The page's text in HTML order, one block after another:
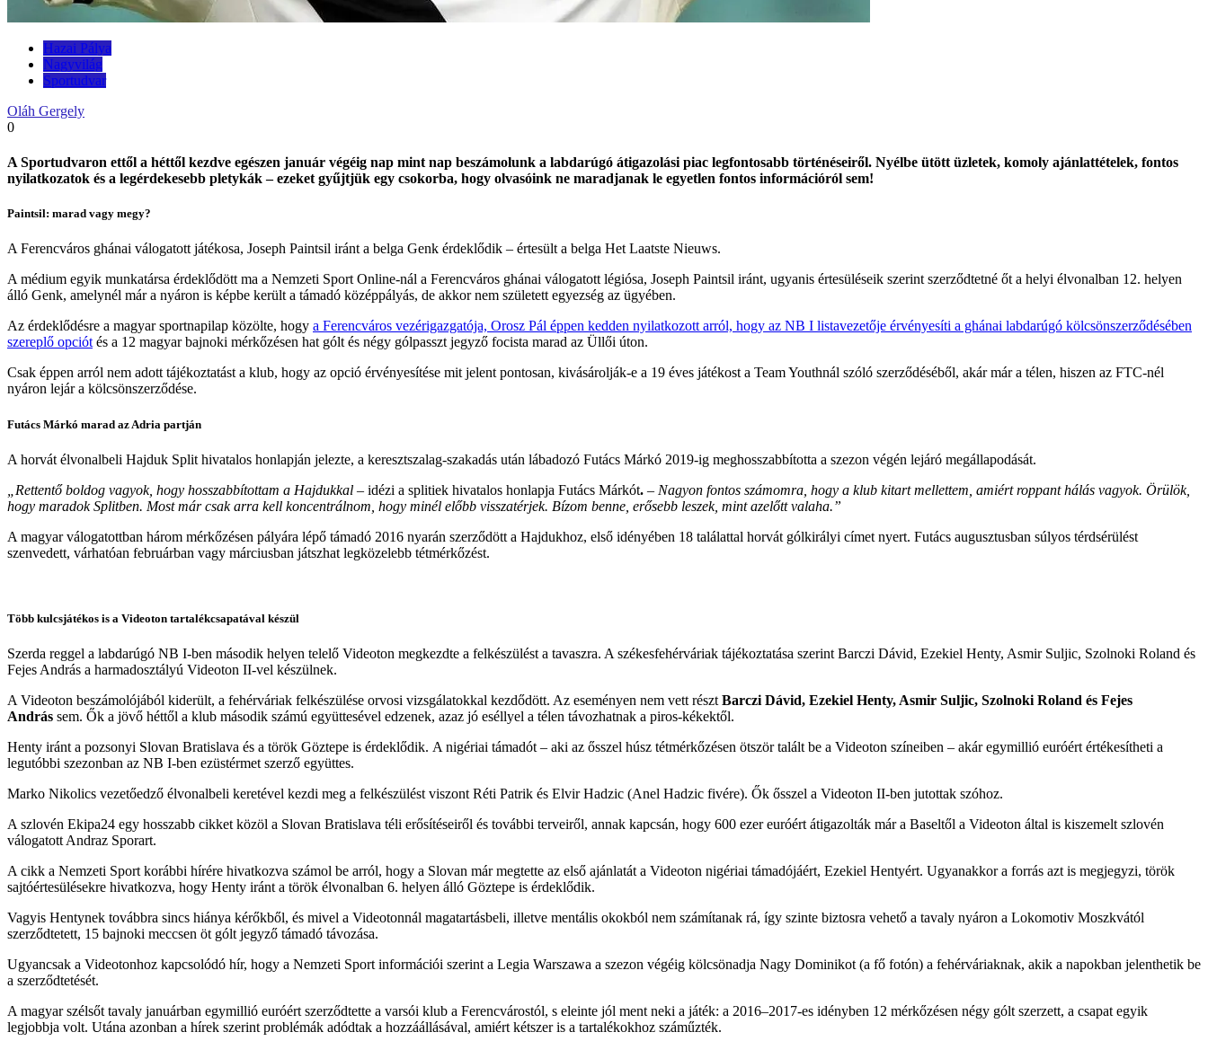
Hazai Pálya
Nagyvilág
Sportudvar
Oláh Gergely
0
A Sportudvaron ettől a héttől kezdve egészen január végéig nap mint nap beszámolunk a labdarúgó átigazolási piac legfontosabb történéseiről. Nyélbe ütött üzletek, komoly ajánlattételek, fontos
nyilatkozatok és a legérdekesebb pletykák – ezeket gyűjtjük egy csokorba, hogy olvasóink ne maradjanak le egyetlen fontos információról sem!
Paintsil: marad vagy megy?
A Ferencváros ghánai válogatott játékosa, Joseph Paintsil iránt a belga Genk érdeklődik – értesült a belga Het Laatste Nieuws.
A médium egyik munkatársa érdeklődött ma a Nemzeti Sport Online-nál a Ferencváros ghánai válogatott légiósa, Joseph Paintsil iránt, ugyanis értesüléseik szerint szerződtetné őt a helyi élvonalban 12. helyen
álló Genk, amelynél már a nyáron is képbe került a támadó középpályás, de akkor nem született egyezség az ügyében.
Az érdeklődésre a magyar sportnapilap közölte, hogy a Ferencváros vezérigazgatója, Orosz Pál éppen kedden nyilatkozott arról, hogy az NB I listavezetője érvényesíti a ghánai labdarúgó kölcsönszerződésében
szereplő opciótés a 12 magyar bajnoki mérkőzésen hat gólt és négy gólpasszt jegyző focista marad az Üllői úton.
Csak éppen arról nem adott tájékoztatást a klub, hogy az opció érvényesítése mit jelent pontosan, kivásárolják-e a 19 éves játékost a Team Youthnál szóló szerződéséből, akár már a télen, hiszen az FTC-nél
nyáron lejár a kölcsönszerződése.
Futács Márkó marad az Adria partján
A horvát élvonalbeli Hajduk Split hivatalos honlapján jelezte, a keresztszalag-szakadás után lábadozó Futács Márkó 2019-ig meghosszabbította a szezon végén lejáró megállapodását.
„Rettentő boldog vagyok, hogy hosszabbítottam a Hajdukkal – idézi a splitiek hivatalos honlapja Futács Márkót. – Nagyon fontos számomra, hogy a klub kitart mellettem, amiért roppant hálás vagyok. Örülök,
hogy maradok Splitben. Most már csak arra kell koncentrálnom, hogy minél előbb visszatérjek. Bízom benne, erősebb leszek, mint azelőtt valaha.”
A magyar válogatottban három mérkőzésen pályára lépő támadó 2016 nyarán szerződött a Hajdukhoz, első idényében 18 találattal horvát gólkirályi címet nyert. Futács augusztusban súlyos térdsérülést
szenvedett, várhatóan februárban vagy márciusban játszhat legközelebb tétmérkőzést.
Több kulcsjátékos is a Videoton tartalékcsapatával készül
Szerda reggel a labdarúgó NB I-ben második helyen telelő Videoton megkezdte a felkészülést a tavaszra. A székesfehérváriak tájékoztatása szerint Barczi Dávid, Ezekiel Henty, Asmir Suljic, Szolnoki Roland és
Fejes András a harmadosztályú Videoton II-vel készülnek.
A Videoton beszámolójából kiderült, a fehérváriak felkészülése orvosi vizsgálatokkal kezdődött. Az eseményen nem vett részt Barczi Dávid, Ezekiel Henty, Asmir Suljic, Szolnoki Roland és Fejes
András sem. Ők a jövő héttől a klub második számú együttesével edzenek, azaz jó eséllyel a télen távozhatnak a piros-kékektől.
Henty iránt a pozsonyi Slovan Bratislava és a török Göztepe is érdeklődik. A nigériai támadót – aki az ősszel húsz tétmérkőzésen ötször talált be a Videoton színeiben – akár egymillió euróért értékesítheti a
legutóbbi szezonban az NB I-ben ezüstérmet szerző együttes.
Marko Nikolics vezetőedző élvonalbeli keretével kezdi meg a felkészülést viszont Réti Patrik és Elvir Hadzic (Anel Hadzic fivére). Ők ősszel a Videoton II-ben jutottak szóhoz.
A szlovén Ekipa24 egy hosszabb cikket közöl a Slovan Bratislava téli erősítéseiről és további terveiről, annak kapcsán, hogy 600 ezer euróért átigazolták már a Baseltől a Videoton által is kiszemelt szlovén
válogatott Andraz Sporart.
A cikk a Nemzeti Sport korábbi hírére hivatkozva számol be arról, hogy a Slovan már megtette az első ajánlatát a Videoton nigériai támadójáért, Ezekiel Hentyért. Ugyanakkor a forrás azt is megjegyzi, török
sajtóértesülésekre hivatkozva, hogy Henty iránt a török élvonalban 6. helyen álló Göztepe is érdeklődik.
Vagyis Hentynek továbbra sincs hiánya kérőkből, és mivel a Videotonnál magatartásbeli, illetve mentális okokból nem számítanak rá, így szinte biztosra vehető a tavaly nyáron a Lokomotiv Moszkvától
szerződtetett, 15 bajnoki meccsen öt gólt jegyző támadó távozása.
Ugyancsak a Videotonhoz kapcsolódó hír, hogy a Nemzeti Sport információi szerint a Legia Warszawa a szezon végéig kölcsönadja Nagy Dominikot (a fő fotón) a fehérváriaknak, akik a napokban jelenthetik be
a szerződtetését.
A magyar szélsőt tavaly januárban egymillió euróért szerződtette a varsói klub a Ferencvárostól, s eleinte jól ment neki a játék: a 2016–2017-es idényben 12 mérkőzésen négy gólt szerzett, a csapat egyik
legjobbja volt. Utána azonban a hírek szerint problémák adódtak a hozzáállásával, amiért kétszer is a tartalékokhoz száműzték.